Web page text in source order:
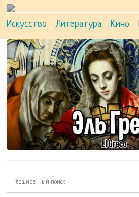
Искусство Литература Кино